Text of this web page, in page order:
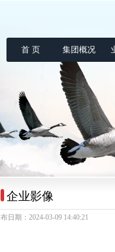
首 页 集团概况
企业影像
日期：2024-03-09 14:40:21